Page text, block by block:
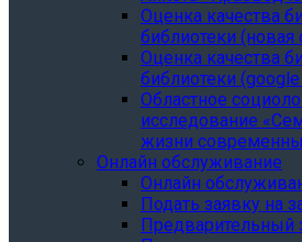
Oценка качества
библиотеки
Oценка качества
библиотеки
Областное
исследование
жизни
Онлайн обслуживание
Онлайн
Подать заявку на
Предварительный